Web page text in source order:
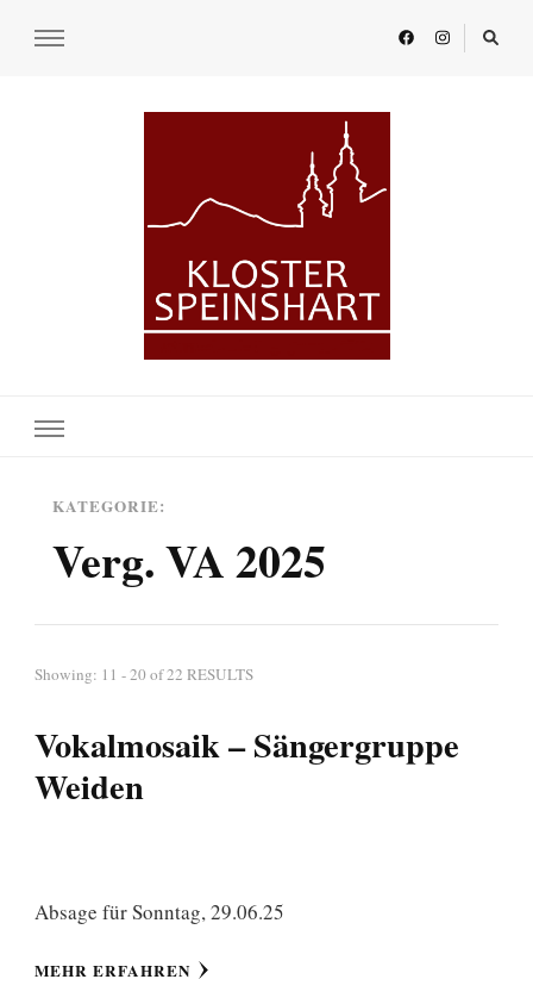
KATEGORIE:
Verg. VA 2025
Showing: 11 - 20 of 22 RESULTS
Vokalmosaik – Sängergruppe
Weiden
Absage für Sonntag, 29.06.25
MEHR ERFAHREN